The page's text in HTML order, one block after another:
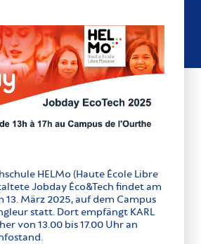
HELMo (Haute École Libre
Jobday Éco&Tech findet am
13. März 2025, auf dem Campus
statt. Dort empfängt KARL
von 13.00 bis 17.00 Uhr an